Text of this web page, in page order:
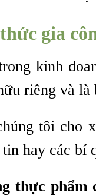
gia
kinh
riêng và
tôi cho
hay các bí
thực phẩm